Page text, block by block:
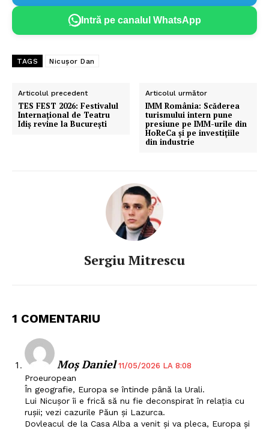
Intră pe canalul WhatsApp
TAGS Nicușor Dan
Articolul precedent
TES FEST 2026: Festivalul
Internațional de Teatru
Idiș revine la București
Articolul următor
IMM România: Scăderea
turismului intern pune
presiune pe IMM-urile din
HoReCa și pe investițiile
din industrie
Sergiu Mitrescu
1 COMENTARIU
Moș Daniel 11/05/2026 LA 8:08
Proeuropean
În geografie, Europa se întinde până la Urali.
Lui Nicușor îi e frică să nu fie deconspirat în relația cu
rușii; vezi cazurile Păun și Lazurca.
Dovleacul de la Casa Alba a venit și va pleca, Europa și